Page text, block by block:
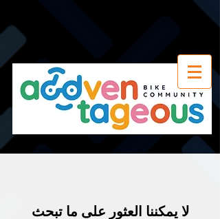
لا يمكننا العثور على ما تبحث